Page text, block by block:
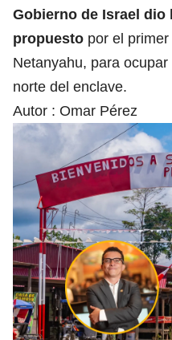
Gobierno de Israel
propuesto por el
Netanyahu, para
norte del enclave.
Autor : Omar Pérez